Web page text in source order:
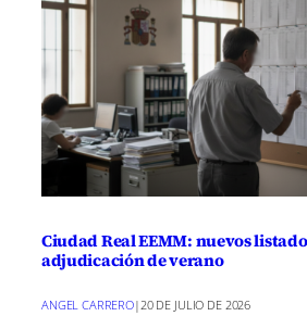
Ciudad Real EEMM: nuevos
adjudicación de verano
ANGEL CARRERO| 20 DE JULIO DE 2026